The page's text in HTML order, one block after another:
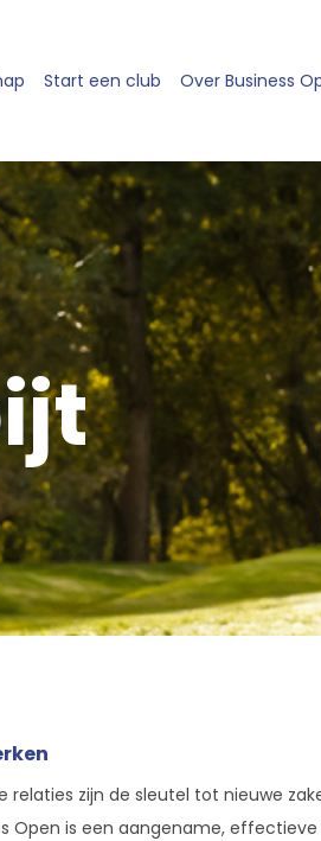
Start een club Over Business
relaties zijn de sleutel tot nieuwe
Open is een aangename,